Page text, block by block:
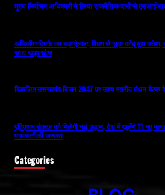
मुख्य निर्वाचन अधिकारी ने लिया राजनैतिक दलों से
अभिजीत दिपके का बड़ा ऐलान, शिक्षा से जुड़ा कोई मुद्दा
साथ खड़ा रहेगा
विकसित उत्तराखंड विजन 2047 पर उच्च स्तरीय मंथन बैठक
एविएशन सेक्टर को मिलेगी नई उड़ान, देश में खुलेंगे 11 नए
पायलटों की जरूरत
Categories